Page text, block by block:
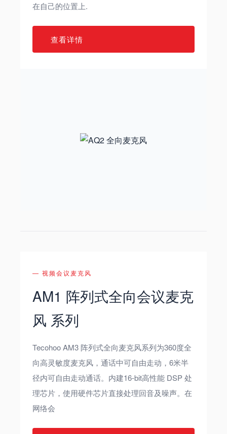
在自己的位置上.
查看详情
— 视频会议麦克风
AM1 阵列式全向会议麦克
风 系列
Tecohoo AM3 阵列式全向麦克风系列为360度全
向高灵敏度麦克风，通话中可自由走动，6米半
径内可自由走动通话。内建16-bit高性能 DSP 处
理芯片，使用硬件芯片直接处理回音及噪声。在
网络会